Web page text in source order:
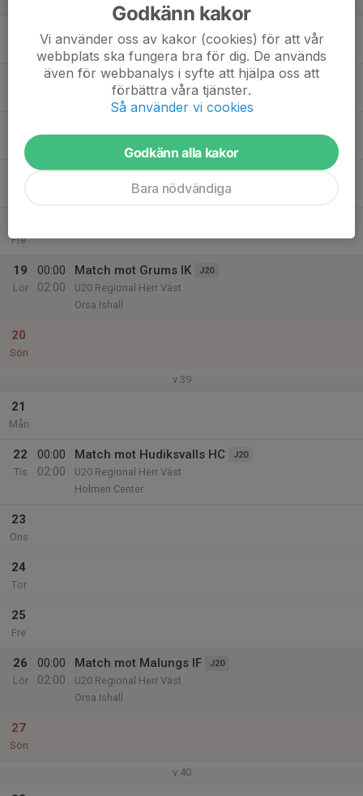
Ons
Fre
19
Lör
00:00
02:00
Match mot Grums IK J20
U20 Regional Herr Väst
Orsa Ishall
20
Sön
v.39
21
Mån
22
Tis
00:00
02:00
Match mot Hudiksvalls HC J20
U20 Regional Herr Väst
Holmen Center
23
Ons
24
Tor
25
Fre
26
Lör
00:00
02:00
Match mot Malungs IF J20
U20 Regional Herr Väst
Orsa Ishall
27
Sön
v.40
Godkänn kakor
Vi använder oss av kakor (cookies) för att vår
webbplats ska fungera bra för dig. De används
även för webbanalys i syfte att hjälpa oss att
förbättra våra tjänster.
Så använder vi cookies
Godkänn alla kakor
Bara nödvändiga